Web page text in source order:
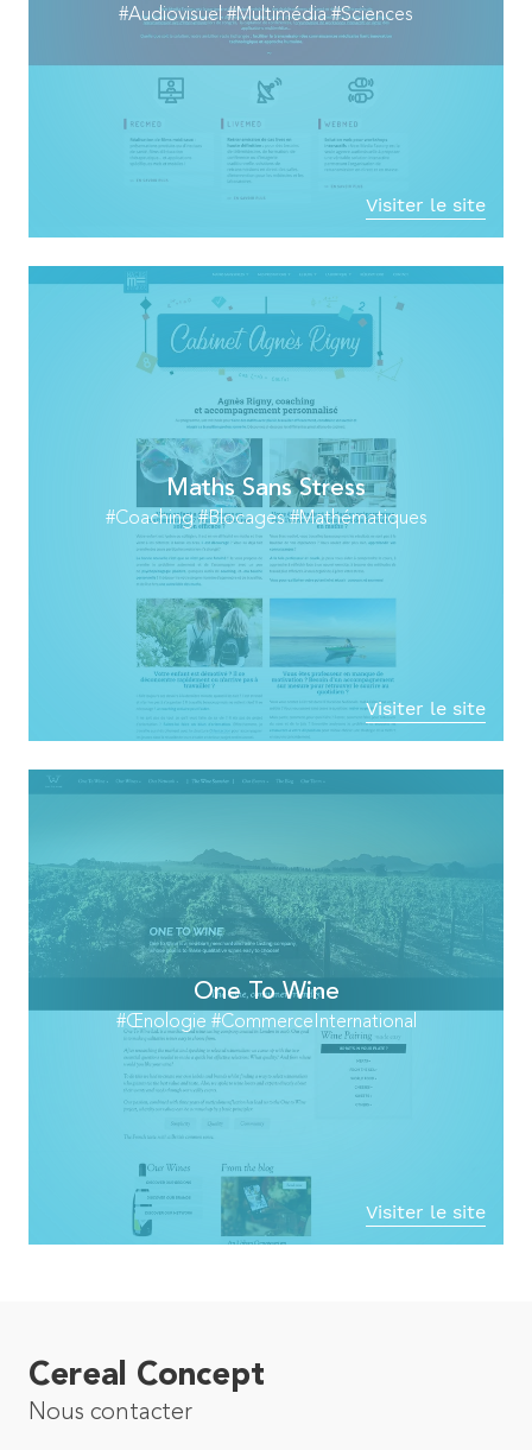
#Audiovisuel #Multimédia #Sciences
Visiter le site
Maths Sans Stress
#Coaching #Blocages #Mathématiques
Visiter le site
One To Wine
#Œnologie #CommerceInternational
Visiter le site
Cereal Concept
Nous contacter